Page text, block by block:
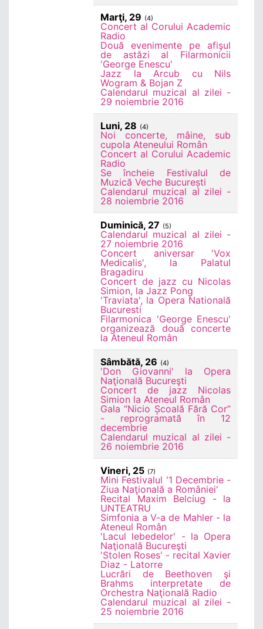
Marţi, 29 (4)
Concert al Corului Academic
Radio
Două evenimente pe afişul
de astăzi al Filarmonicii
'George Enescu'
Jazz la Arcub cu Nils
Wogram & Bojan Z
Calendarul muzical al zilei -
29 noiembrie 2016
Luni, 28 (4)
Noi concerte, mâine, sub
cupola Ateneului Român
Concert al Corului Academic
Radio
Se încheie Festivalul de
Muzică Veche București
Calendarul muzical al zilei -
28 noiembrie 2016
Duminică, 27 (5)
Calendarul muzical al zilei -
27 noiembrie 2016
Concert aniversar 'Vox
Medicalis', la Palatul
Bragadiru
Concert de jazz cu Nicolas
Simion, la Jazz Pong
'Traviata', la Opera Natională
Bucuresti
Filarmonica 'George Enescu'
organizează două concerte
la Ateneul Român
Sâmbătă, 26 (4)
'Don Giovanni' la Opera
Naţională Bucureşti
Concert de jazz Nicolas
Simion la Ateneul Român
Gala “Nicio Școală Fără Cor”
- reprogramată în 12
decembrie
Calendarul muzical al zilei -
26 noiembrie 2016
Vineri, 25 (7)
Mini Festivalul '1 Decembrie -
Ziua Naţională a României'
Recital Maxim Belciug - la
UNTEATRU
Simfonia a V-a de Mahler - la
Ateneul Român
'Lacul lebedelor' - la Opera
Naţională Bucureşti
'Stolen Roses' - recital Xavier
Diaz - Latorre
Lucrări de Beethoven şi
Brahms interpretate de
Orchestra Naţională Radio
Calendarul muzical al zilei -
25 noiembrie 2016